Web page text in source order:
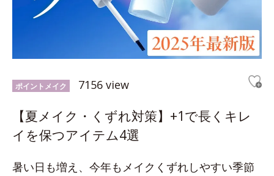
ポイントメイク 7156 view
【夏メイク・くずれ対策】+1で長くキレ
イを保つアイテム4選
暑い日も増え、今年もメイクくずれしやすい季節